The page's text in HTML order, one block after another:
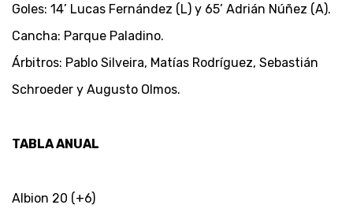
Goles: 14’ Lucas Fernández (L) y 65’ Adrián Núñez (A).
Cancha: Parque Paladino.
Árbitros: Pablo Silveira, Matías Rodríguez, Sebastián
Schroeder y Augusto Olmos.
TABLA ANUAL
Albion 20 (+6)